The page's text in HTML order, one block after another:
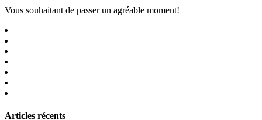
Vous souhaitant de passer un agréable moment!
Articles récents